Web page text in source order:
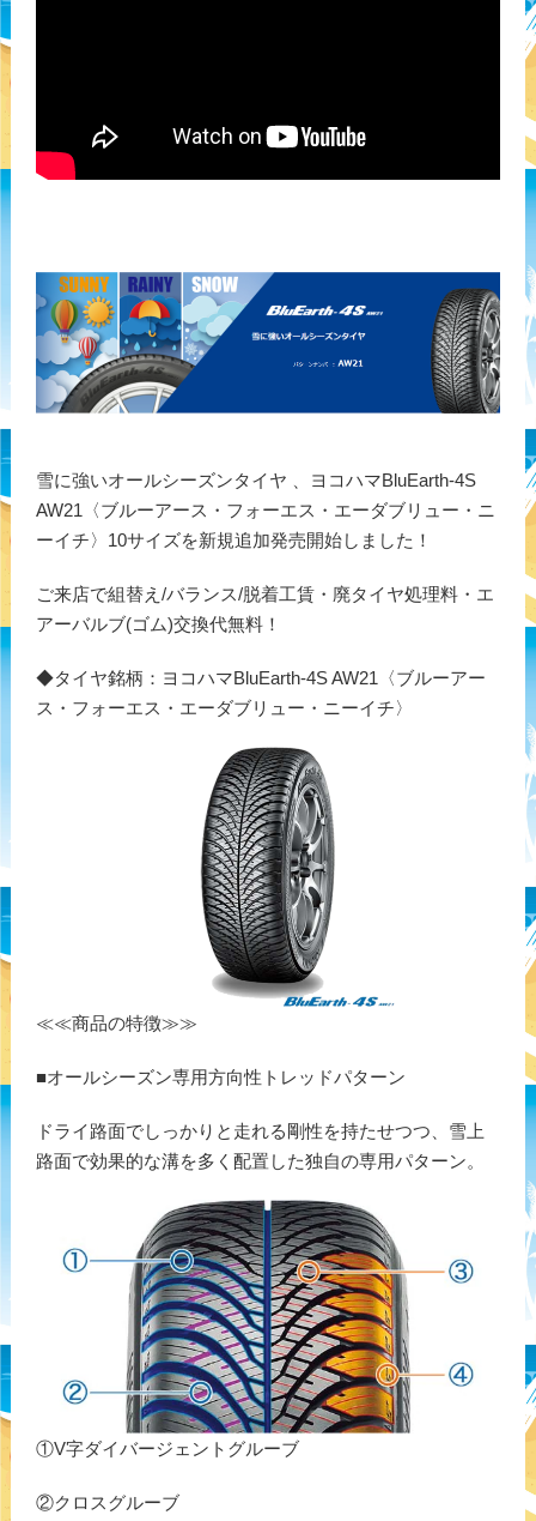
雪に強いオールシーズンタイヤ 、ヨコハマBluEarth-4S
AW21〈ブルーアース・フォーエス・エーダブリュー・ニ
ーイチ〉10サイズを新規追加発売開始しました！
ご来店で組替え/バランス/脱着工賃・廃タイヤ処理料・エ
アーバルブ(ゴム)交換代無料！
◆タイヤ銘柄：ヨコハマBluEarth-4S AW21〈ブルーアー
ス・フォーエス・エーダブリュー・ニーイチ〉
≪≪商品の特徴≫≫
■オールシーズン専用方向性トレッドパターン
ドライ路面でしっかりと走れる剛性を持たせつつ、雪上
路面で効果的な溝を多く配置した独自の専用パターン。
①V字ダイバージェントグルーブ
②クロスグルーブ